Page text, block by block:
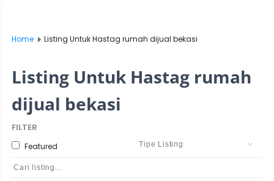
Home Listing Untuk Hastag rumah dijual bekasi
Listing Untuk Hastag rumah
dijual bekasi
FILTER
Featured